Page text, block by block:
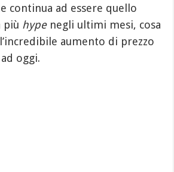
continua ad essere quello
più hypenegli ultimi mesi, cosa
aumento di prezzo
oggi.